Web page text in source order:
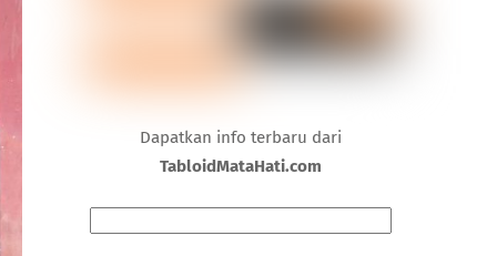
Dapatkan info terbaru dari
TabloidMataHati.com